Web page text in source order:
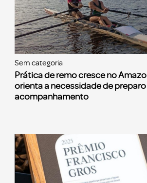
Sem categoria
Prática de remo cresce no
orienta a necessidade de
acompanhamento